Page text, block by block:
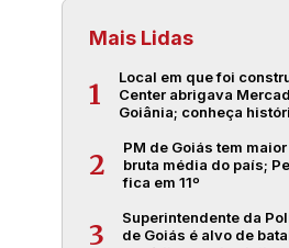
Mais Lidas
1
Local em que foi
Center abrigava
Goiânia; conheça
2
PM de Goiás tem
bruta média do país;
fica em 11º
3
Superintendente da
de Goiás é alvo de